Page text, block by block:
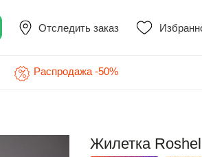
Отследить заказ
Распродажа -50%
Жилетка